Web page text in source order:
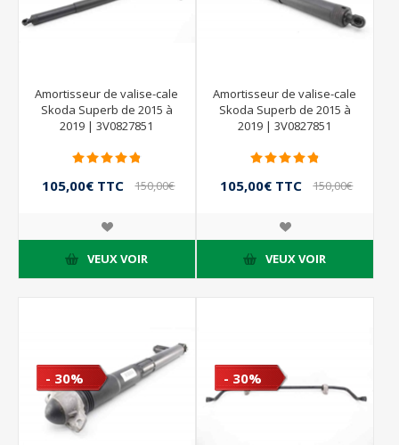
Amortisseur de valise-cale
Skoda Superb de 2015 à
2019 | 3V0827851
105,00€ TTC
150,00€
VEUX VOIR
Amortisseur de valise-cale
Skoda Superb de 2015 à
2019 | 3V0827851
105,00€ TTC
150,00€
VEUX VOIR
- 30% - 30%